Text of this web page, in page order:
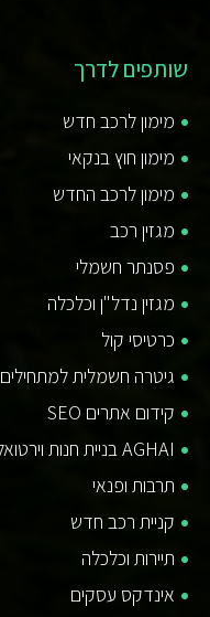
שותפים לדרך
מימון לרכב חדש
מימון חוץ בנקאי
מימון לרכב החדש
מגזין רכב
פסנתר חשמלי
מגזין נדל"ן וכלכלה
כרטיסי קול
גיטרה חשמלית למתחילים
קידום אתרים SEO
AGHAI בניית חנות וירטואלית
תרבות ופנאי
קניית רכב חדש
תיירות וכלכלה
אינדקס עסקים